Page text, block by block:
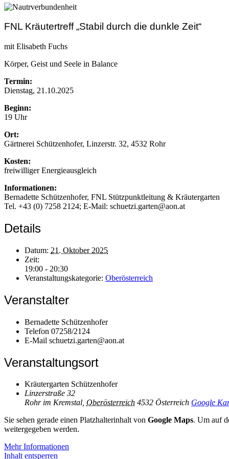
FNL Kräutertreff „Stabil durch die dunkle Zeit“
mit Elisabeth Fuchs
Körper, Geist und Seele in Balance
Termin:
Dienstag, 21.10.2025
Beginn:
19 Uhr
Ort:
Gärtnerei Schützenhofer, Linzerstr. 32, 4532 Rohr
Kosten:
freiwilliger Energieausgleich
Informationen:
Bernadette Schützenhofer, FNL Stützpunktleitung & Kräutergarten
Tel. +43 (0) 7258 2124; E-Mail: schuetzi.garten@aon.at
Details
Datum: 21. Oktober 2025
Zeit:
19:00 - 20:30
Veranstaltungskategorie: Oberösterreich
Veranstalter
Bernadette Schützenhofer
Telefon 07258/2124
E-Mail schuetzi.garten@aon.at
Veranstaltungsort
Kräutergarten Schützenhofer
Linzerstraße 32
Rohr im Kremstal, Oberösterreich 4532 Österreich Google
Sie sehen gerade einen Platzhalterinhalt von Google Maps. Um auf
weitergegeben werden.
Mehr Informationen
Inhalt entsperren